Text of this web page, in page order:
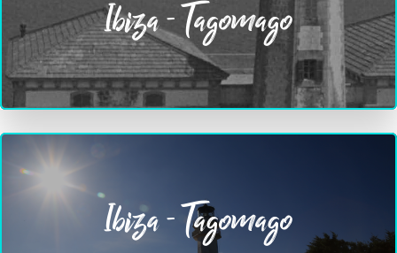
Ibiza - Tagomago
Ibiza - Tagomago